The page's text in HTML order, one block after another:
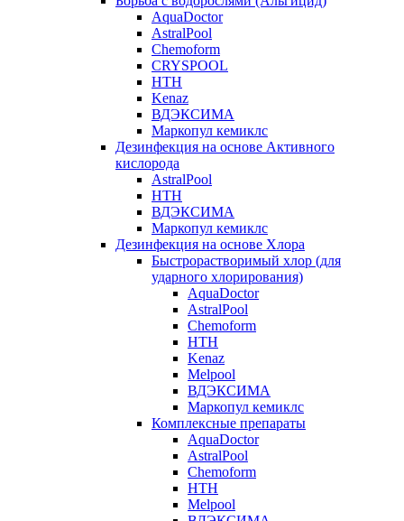
AquaDoctor
AstralPool
Chemoform
CRYSPOOL
HTH
Kenaz
ВДЭКСИМА
Маркопул кемиклс
Дезинфекция на основе Активного
кислорода
AstralPool
HTH
ВДЭКСИМА
Маркопул кемиклс
Дезинфекция на основе Хлора
Быстрорастворимый хлор (для
ударного хлорирования)
AquaDoctor
AstralPool
Chemoform
HTH
Kenaz
Melpool
ВДЭКСИМА
Маркопул кемиклс
Комплексные препараты
AquaDoctor
AstralPool
Chemoform
HTH
Melpool